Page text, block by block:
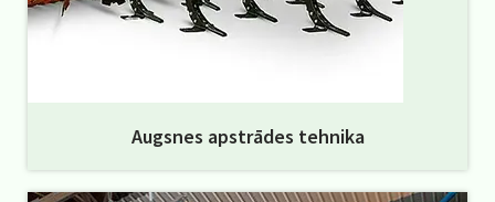
Augsnes apstrādes tehnika